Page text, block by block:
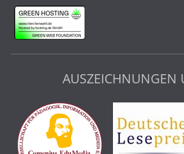
AUSZEICHNUNGEN